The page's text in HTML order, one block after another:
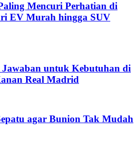
Mencuri Perhatian di
EV Murah hingga SUV
Jawaban untuk Kebutuhan di
Real Madrid
agar Bunion Tak Mudah